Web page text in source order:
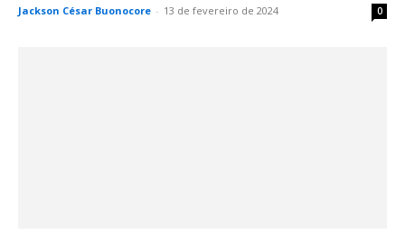
Jackson César Buonocore - 13 de fevereiro de 2024 0